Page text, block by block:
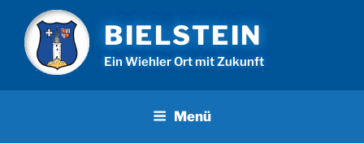
Inhalt
springen
BIELSTEIN
Ein Wiehler Ort mit Zukunft
Menü